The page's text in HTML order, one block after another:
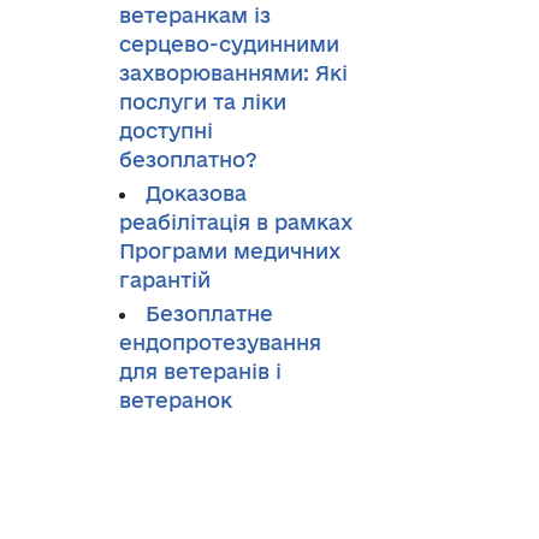
ветеранкам із
серцево-судинними
захворюваннями: Які
послуги та ліки
доступні
безоплатно?
Доказова
реабілітація в рамках
Програми медичних
гарантій
Безоплатне
ендопротезування
для ветеранів і
ветеранок